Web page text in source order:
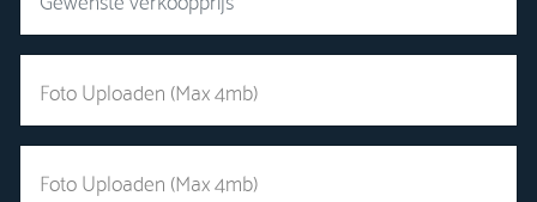
Foto Uploaden (Max 4mb)
Foto Uploaden (Max 4mb)